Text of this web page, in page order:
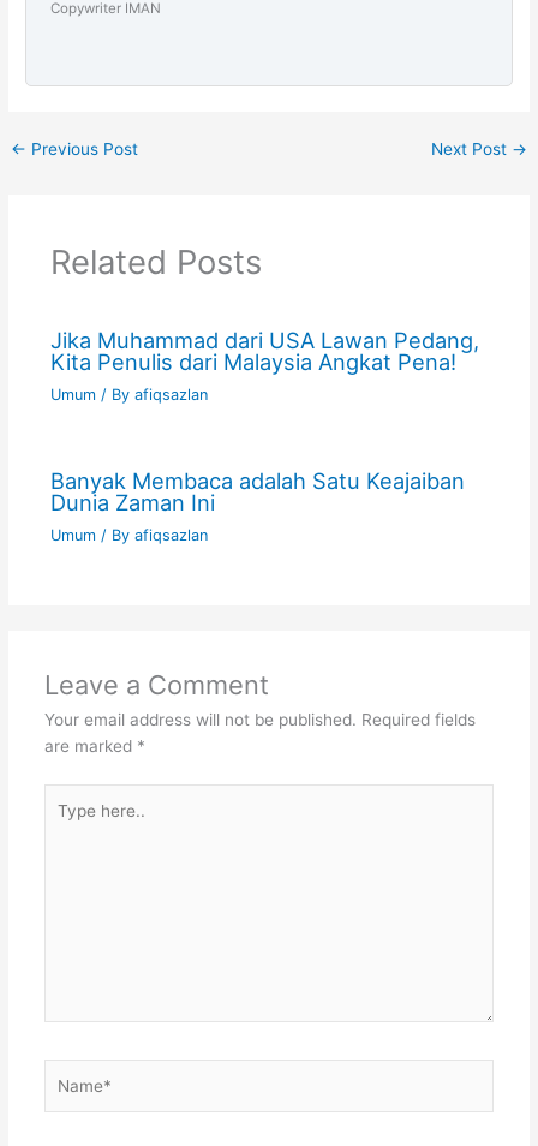
Copywriter IMAN
← Previous Post Next Post →
Related Posts
Jika Muhammad dari USA Lawan Pedang,
Kita Penulis dari Malaysia Angkat Pena!
Umum/ By afiqsazlan
Banyak Membaca adalah Satu Keajaiban
Dunia Zaman Ini
Umum/ By afiqsazlan
Leave a Comment
Your email address will not be published. Required fields
are marked *
here..